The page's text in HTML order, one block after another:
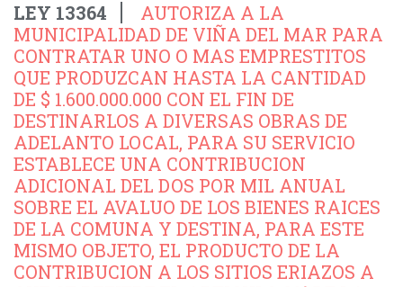
LEY 13364
AUTORIZA A LA
MUNICIPALIDAD DE VIÑA DEL MAR PARA
CONTRATAR UNO O MAS EMPRESTITOS
QUE PRODUZCAN HASTA LA CANTIDAD
DE $ 1.600.000.000 CON EL FIN DE
DESTINARLOS A DIVERSAS OBRAS DE
ADELANTO LOCAL, PARA SU SERVICIO
ESTABLECE UNA CONTRIBUCION
ADICIONAL DEL DOS POR MIL ANUAL
SOBRE EL AVALUO DE LOS BIENES RAICES
DE LA COMUNA Y DESTINA, PARA ESTE
MISMO OBJETO, EL PRODUCTO DE LA
CONTRIBUCION A LOS SITIOS ERIAZOS A